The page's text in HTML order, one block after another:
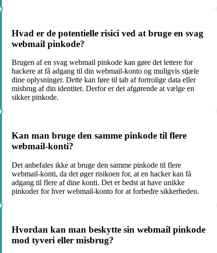
Hvad er de potentielle risici ved at bruge en svag
webmail pinkode?
Brugen af en svag webmail pinkode kan gøre det lettere for
hackere at få adgang til din webmail-konto og muligvis stjæle
dine oplysninger. Dette kan føre til tab af fortrolige data eller
misbrug af din identitet. Derfor er det afgørende at vælge en
sikker pinkode.
Kan man bruge den samme pinkode til flere
webmail-konti?
Det anbefales ikke at bruge den samme pinkode til flere
webmail-konti, da det øger risikoen for, at en hacker kan få
adgang til flere af dine konti. Det er bedst at have unikke
pinkoder for hver webmail-konto for at forbedre sikkerheden.
Hvordan kan man beskytte sin webmail pinkode
mod tyveri eller misbrug?